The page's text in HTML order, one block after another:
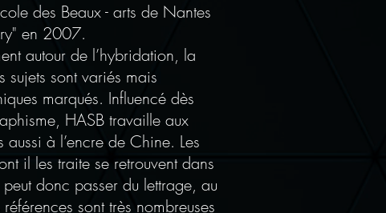
des Beaux - arts de Nantes
en 2007.
autour de l’hybridation, la
sujets sont variés mais
marqués. Influencé dès
HASB travaille aux
à l’encre de Chine. Les
il les traite se retrouvent dans
donc passer du lettrage, au
sont très nombreuses